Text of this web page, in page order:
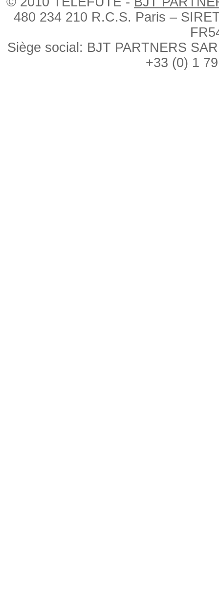
480 234 210 R.C.S. Paris –
Siège social: BJT PARTNERS
+33 (0) 1